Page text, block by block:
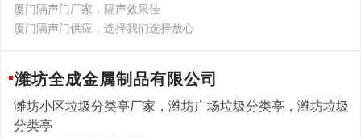
厦门隔声门厂家，隔声效果佳
厦门隔声门供应，选择我们选择放心
潍坊全成金属制品有限公司
潍坊小区垃圾分类亭厂家，潍坊广场垃圾分类亭，潍坊垃圾
分类亭